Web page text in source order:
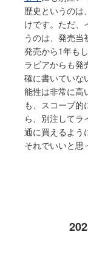
歴史というのは
けです。ただ、
うのは、発売当
発売から1年も
ラビアからも発
確に書いていな
能性は非常に高
も、スコープ的
ら、別注してラ
通に買えるよう
それでいいと思